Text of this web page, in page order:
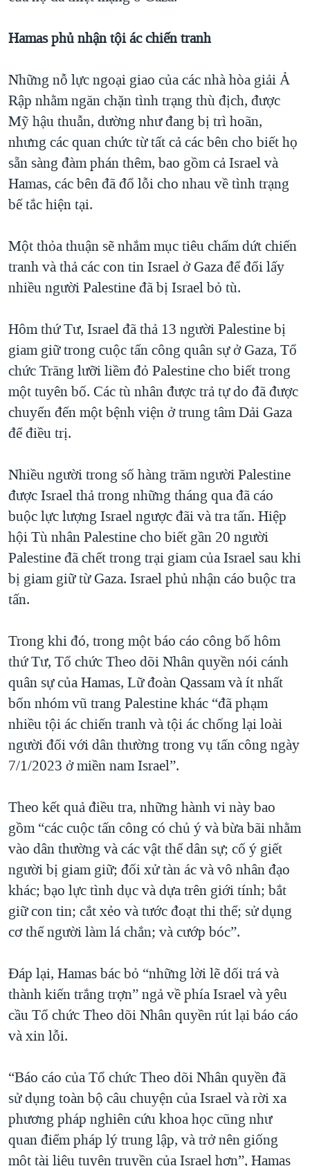
Hamasphủ nhận tộiác chiến tranh
Những nỗ lực ngoại giao của các nhà hòa giải Ả
Rập nhằm ngăn chặn tình trạng thù địch, được
Mỹ hậu thuẫn, dường như đang bị trì hoãn,
nhưng các quan chức từ tất cả các bên cho biết họ
sẵn sàng đàm phán thêm, bao gồm cả Israel và
Hamas, các bên đã đổ lỗi cho nhau về tình trạng
bế tắc hiện tại.
Một thỏa thuận sẽ nhắm mục tiêu chấm dứt chiến
tranh và thả các con tin Israel ở Gaza để đổi lấy
nhiều người Palestine đã bị Israel bỏ tù.
Hôm thứ Tư, Israel đã thả 13 người Palestine bị
giam giữ trong cuộc tấn công quân sự ở Gaza, Tổ
chức Trăng lưỡi liềm đỏ Palestine cho biết trong
một tuyên bố. Các tù nhân được trả tự do đã được
chuyển đến một bệnh viện ở trung tâm Dải Gaza
để điều trị.
Nhiều người trong số hàng trăm người Palestine
được Israel thả trong những tháng qua đã cáo
buộc lực lượng Israel ngược đãi và tra tấn. Hiệp
hội Tù nhân Palestine cho biết gần 20 người
Palestine đã chết trong trại giam của Israel sau khi
bị giam giữ từ Gaza. Israel phủ nhận cáo buộc tra
tấn.
Trong khi đó, trong một báo cáo công bố hôm
thứ Tư, Tổ chức Theo dõi Nhân quyền nói cánh
quân sự của Hamas, Lữ đoàn Qassam và ít nhất
bốn nhóm vũ trang Palestine khác “đã phạm
nhiều tội ác chiến tranh và tội ác chống lại loài
người đối với dân thường trong vụ tấn công ngày
7/1/2023 ở miền nam Israel”.
Theo kết quả điều tra, những hành vi này bao
gồm “các cuộc tấn công có chủ ý và bừa bãi nhằm
vào dân thường và các vật thể dân sự; cố ý giết
người bị giam giữ; đối xử tàn ác và vô nhân đạo
khác; bạo lực tình dục và dựa trên giới tính; bắt
giữ con tin; cắt xẻo và tước đoạt thi thể; sử dụng
cơ thể người làm lá chắn; và cướp bóc”.
Đáp lại, Hamas bác bỏ “những lời lẽ dối trá và
thành kiến trắng trợn” ngả về phía Israel và yêu
cầu Tổ chức Theo dõi Nhân quyền rút lại báo cáo
và xin lỗi.
“Báo cáo của Tổ chức Theo dõi Nhân quyền đã
sử dụng toàn bộ câu chuyện của Israel và rời xa
phương pháp nghiên cứu khoa học cũng như
quan điểm pháp lý trung lập, và trở nên giống
một tài liệu tuyên truyền của Israel hơn”, Hamas